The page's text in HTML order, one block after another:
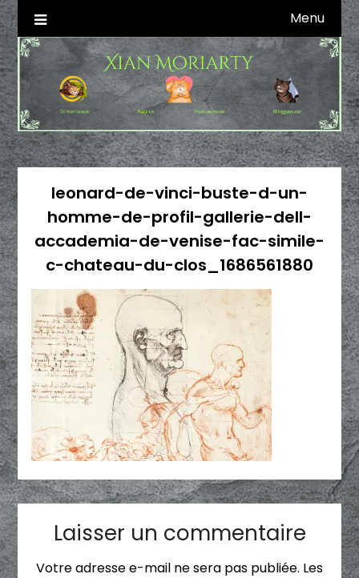
Skip
to
content
Xian Moriarty
Autrice SFFF & Blogueuse & Streameuse Menu
leonard-de-vinci-buste-d-un-
homme-de-profil-gallerie-dell-
accademia-de-venise-fac-simile-
c-chateau-du-clos_1686561880
Laisser un commentaire
Votre adresse e-mail ne sera pas publiée. Les